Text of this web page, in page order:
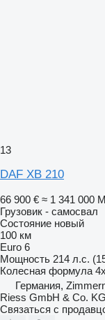
13
DAF XB 210
66 900 € ≈ 1 341 000
Грузовик - самосвал
Состояние новый
100 км
Euro 6
Мощность 214 л.с.
Колесная формула
Германия,
Riess GmbH & Co.
Связаться с